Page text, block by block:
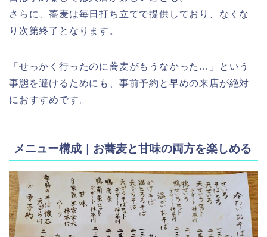
さらに、蕎麦は毎日打ち立てで提供しており、なくな
り次第終了となります。
「せっかく行ったのに蕎麦がもうなかった…」という
事態を避けるためにも、事前予約と早めの来店が絶対
におすすめです。
メニュー構成｜お蕎麦と甘味の両方を楽しめる